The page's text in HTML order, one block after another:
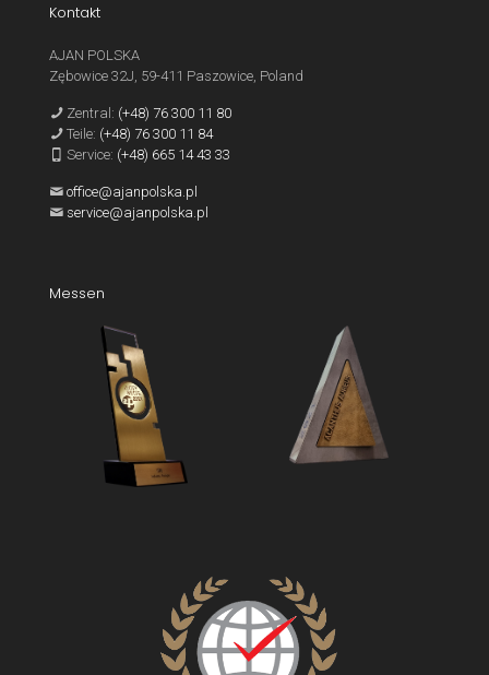
Kontakt
AJAN POLSKA
Zębowice 32J, 59-411 Paszowice, Poland
Zentral: (+48) 76 300 11 80
Teile: (+48) 76 300 11 84
Service: (+48) 665 14 43 33
office@ajanpolska.pl
service@ajanpolska.pl
Messen